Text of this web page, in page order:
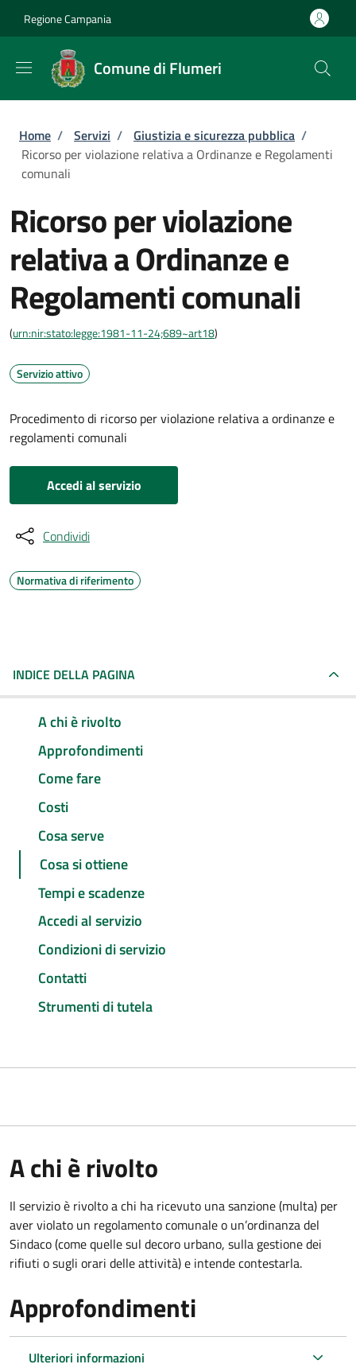
Regione Campania
Comune di Flumeri
Briciole di pane
Home / Servizi / Giustizia e sicurezza pubblica /
Ricorso per violazione relativa a Ordinanze e Regolamenti
comunali
Ricorso per violazione
relativa a Ordinanze e
Regolamenti comunali
(urn:nir:stato:legge:1981-11-24;689~art18)
Servizio attivo
Procedimento di ricorso per violazione relativa a ordinanze e
regolamenti comunali
Accedi al servizio
Condividi
Normativa di riferimento
INDICE DELLA PAGINA
A chi è rivolto
Approfondimenti
Come fare
Costi
Cosa serve
Cosa si ottiene
Tempi e scadenze
Accedi al servizio
Condizioni di servizio
Contatti
Strumenti di tutela
A chi è rivolto
Il servizio è rivolto a chi ha ricevuto una sanzione (multa) per
aver violato un regolamento comunale o un’ordinanza del
Sindaco (come quelle sul decoro urbano, sulla gestione dei
rifiuti o sugli orari delle attività) e intende contestarla.
Approfondimenti
Ulteriori informazioni